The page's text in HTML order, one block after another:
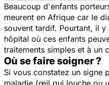
Beaucoup d'enfants
meurent en Afrique car le
souvent tardif. Pourtant, il
hôpital où ces enfants
traitements simples et à un
Où se faire soigner ?
Si vous constatez un signe
maladie (œil qui louche ou